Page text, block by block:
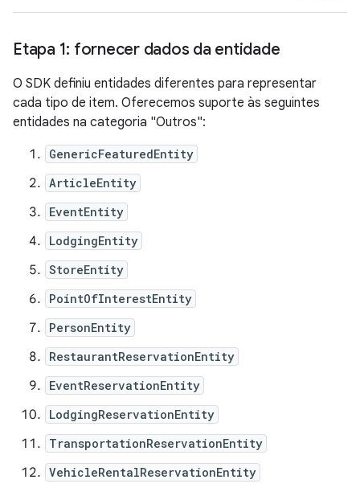
Etapa 1: fornecer dados da entidade
O SDK definiu entidades diferentes para representar
cada tipo de item. Oferecemos suporte às seguintes
entidades na categoria "Outros":
GenericFeaturedEntity
ArticleEntity
EventEntity
LodgingEntity
StoreEntity
PointOfInterestEntity
PersonEntity
RestaurantReservationEntity
EventReservationEntity
LodgingReservationEntity
TransportationReservationEntity
VehicleRentalReservationEntity